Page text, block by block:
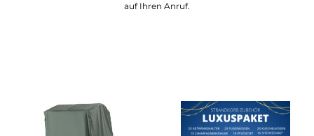
auf Ihren Anruf.